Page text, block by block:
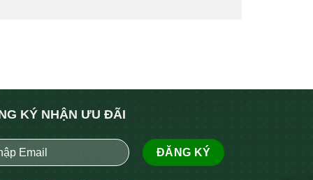
KÝ NHẬN ƯU ĐÃI